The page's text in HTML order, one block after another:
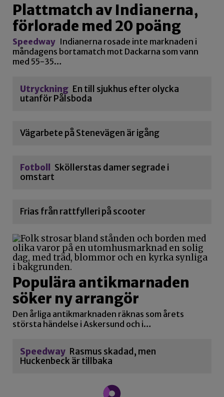
Plattmatch av Indianerna,
förlorade med 20 poäng
Speedway Indianerna rosade inte marknaden i
måndagens bortamatch mot Dackarna som vann
med 55-35…
Utryckning En till sjukhus efter olycka
utanför Pålsboda
Vägarbete på Stenevägen är igång
Fotboll
Sköllerstas damer segrade i
omstart
Frias från rattfylleri på scooter
Populära antikmarnaden
söker ny arrangör
Den årliga antikmarknaden räknas som årets
största händelse i Askersund och i…
Speedway Rasmus skadad, men
Huckenbeck är tillbaka